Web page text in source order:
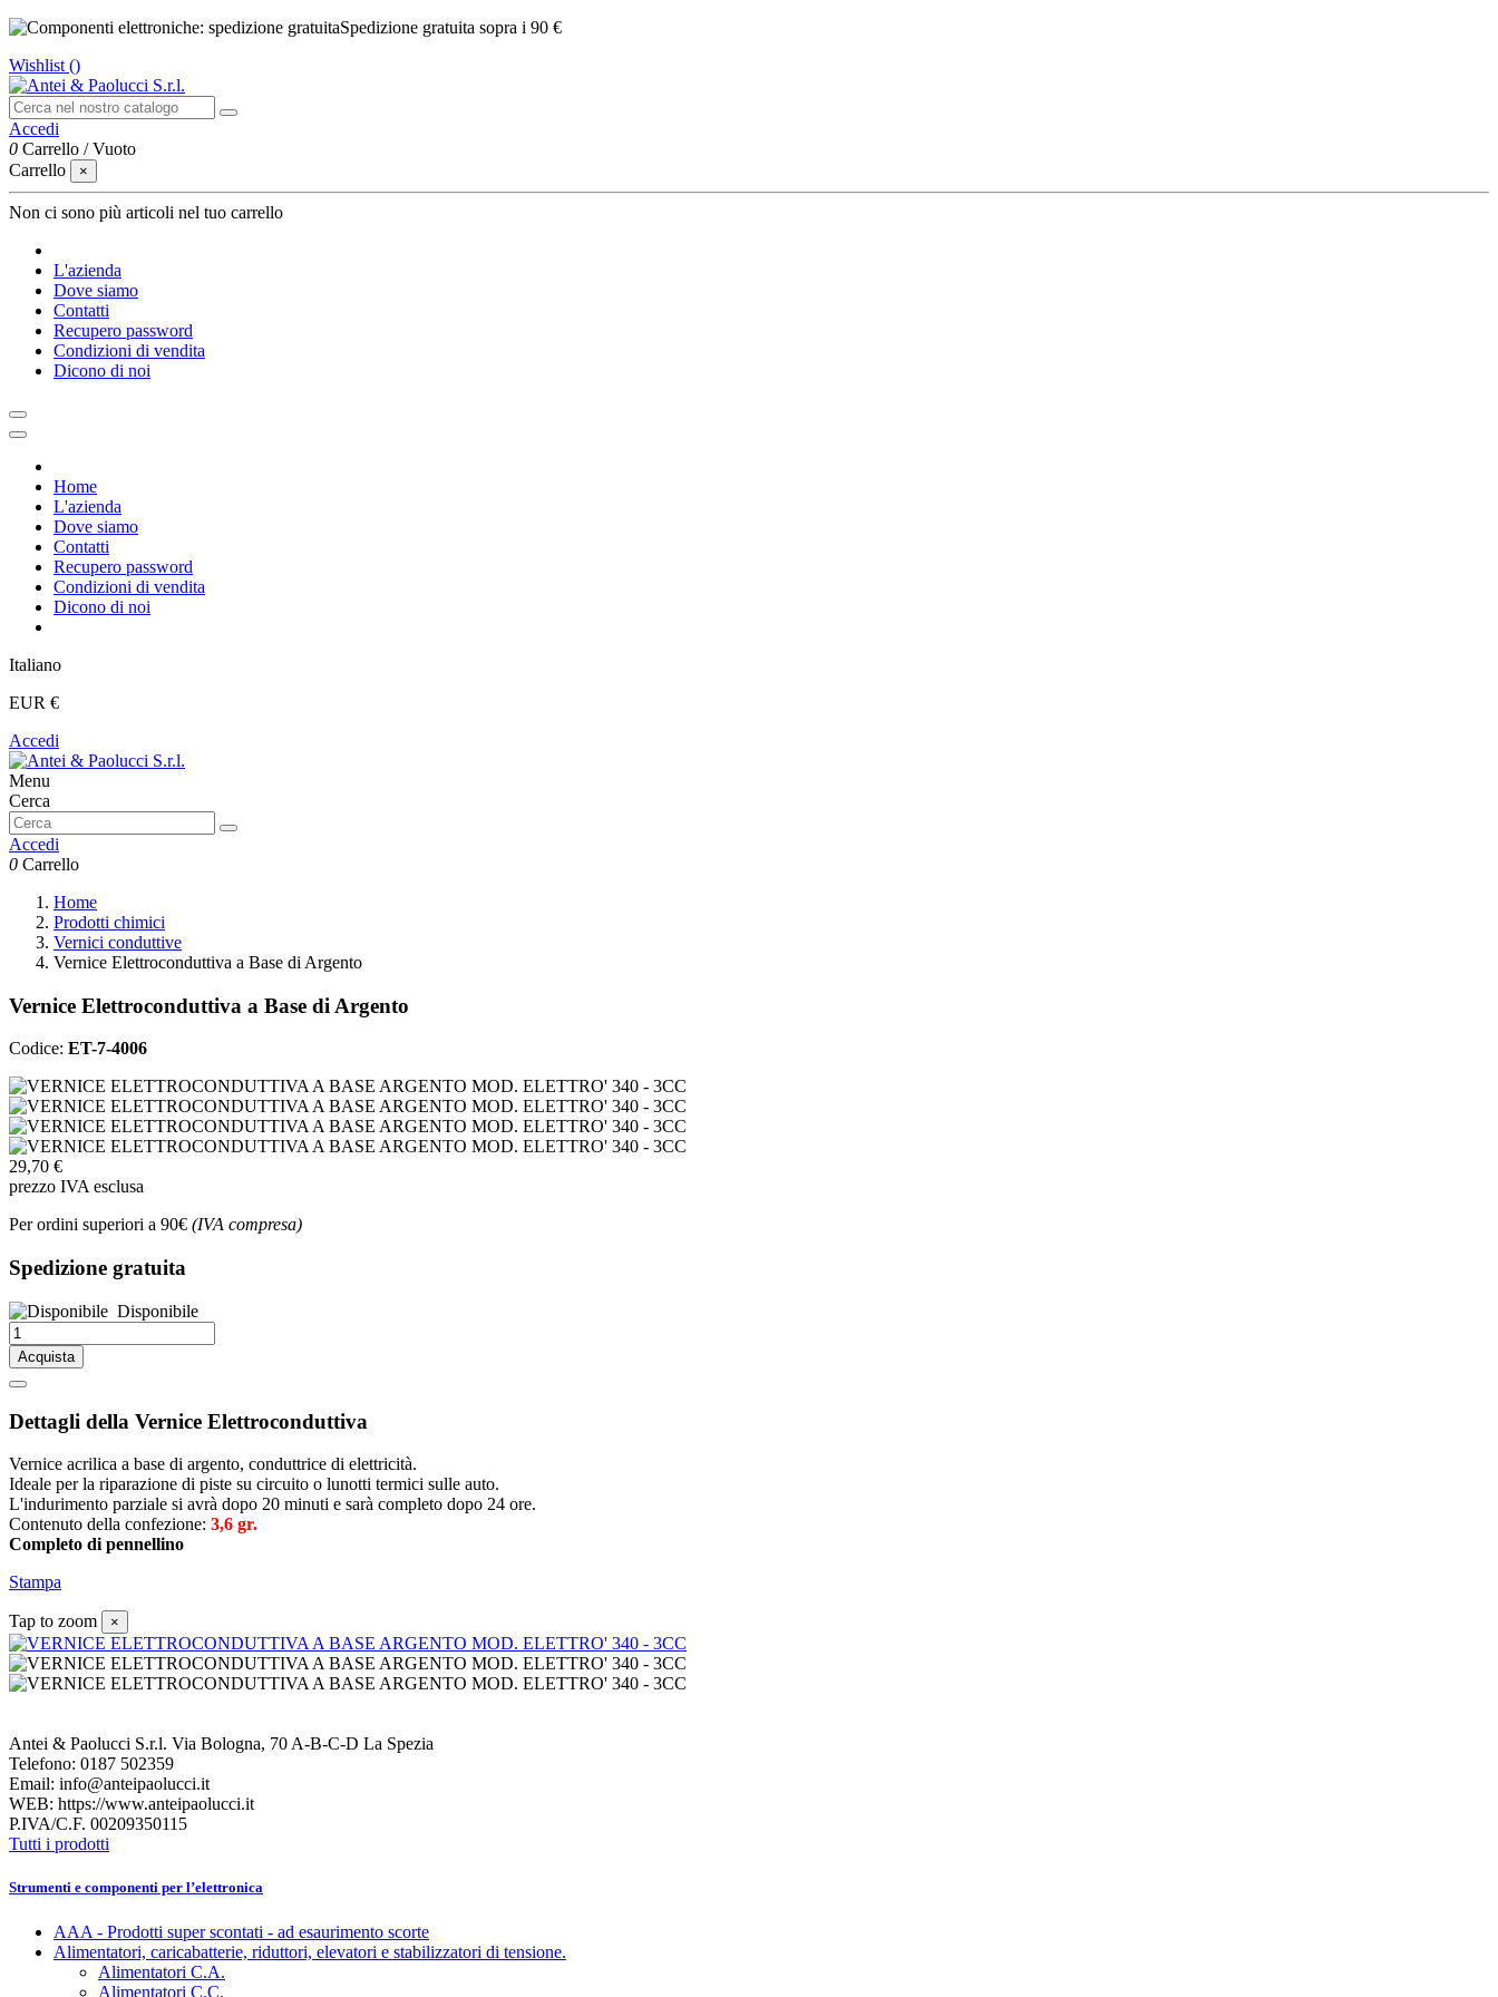
Spedizione gratuita sopra i 90 €
Wishlist ()
Accedi
0 Carrello /Vuoto
Carrello
×
Non ci sono più articoli nel tuo carrello
L'azienda
Dove siamo
Contatti
Recupero password
Condizioni di vendita
Dicono di noi
Home
L'azienda
Dove siamo
Contatti
Recupero password
Condizioni di vendita
Dicono di noi
Italiano
EUR €
Accedi
Menu
Cerca
Accedi
0 Carrello
Home
Prodotti chimici
Vernici conduttive
Vernice Elettroconduttiva a Base di Argento
Vernice Elettroconduttiva a Base di Argento
Codice: ET-7-4006
29,70 €
prezzo IVA esclusa
Per ordini superiori a 90€ (IVA compresa)
Spedizione gratuita
Disponibile
Acquista
Dettagli della Vernice Elettroconduttiva
Vernice acrilica a base di argento, conduttrice di elettricità.
Ideale per la riparazione di piste su circuito o lunotti termici sulle auto.
L'indurimento parziale si avrà dopo 20 minuti e sarà completo dopo 24 ore.
Contenuto della confezione: 3,6 gr.
Completo di pennellino
Stampa
Tap to zoom ×
Antei & Paolucci S.r.l. Via Bologna, 70 A-B-C-D La Spezia
Telefono: 0187 502359
Email: info@anteipaolucci.it
WEB: https://www.anteipaolucci.it
P.IVA/C.F. 00209350115
Tutti i prodotti
Strumenti e componenti per l’elettronica
AAA - Prodotti super scontati - ad esaurimento scorte
Alimentatori, caricabatterie, riduttori, elevatori e stabilizzatori di tensione.
Alimentatori C.A.
Alimentatori C.C.